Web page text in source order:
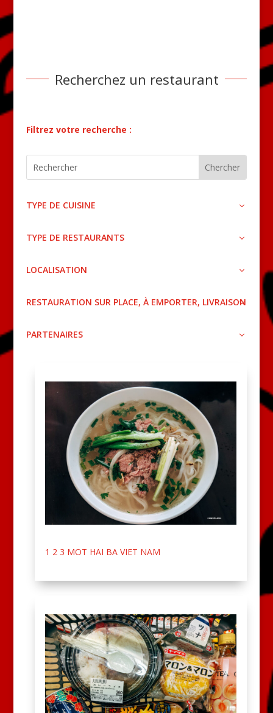
Recherchez un restaurant
Filtrez votre recherche :
TYPE DE CUISINE
TYPE DE RESTAURANTS
LOCALISATION
RESTAURATION SUR PLACE, À EMPORTER, LIVRAISON
PARTENAIRES
1 2 3 MOT HAI BA VIET NAM